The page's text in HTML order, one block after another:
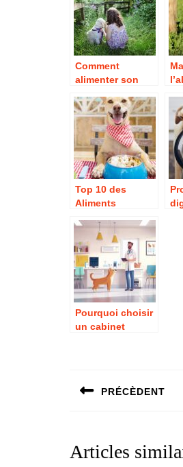
Comment
alimenter son
maison?
Top 10 des
Aliments
Chiens : Ce qu’il
Faut Absolument
Éviter
Pourquoi choisir
un cabinet
de
PRÉCÈDENT
Articles